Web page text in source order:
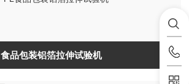
食品包装铝箔拉伸试验机